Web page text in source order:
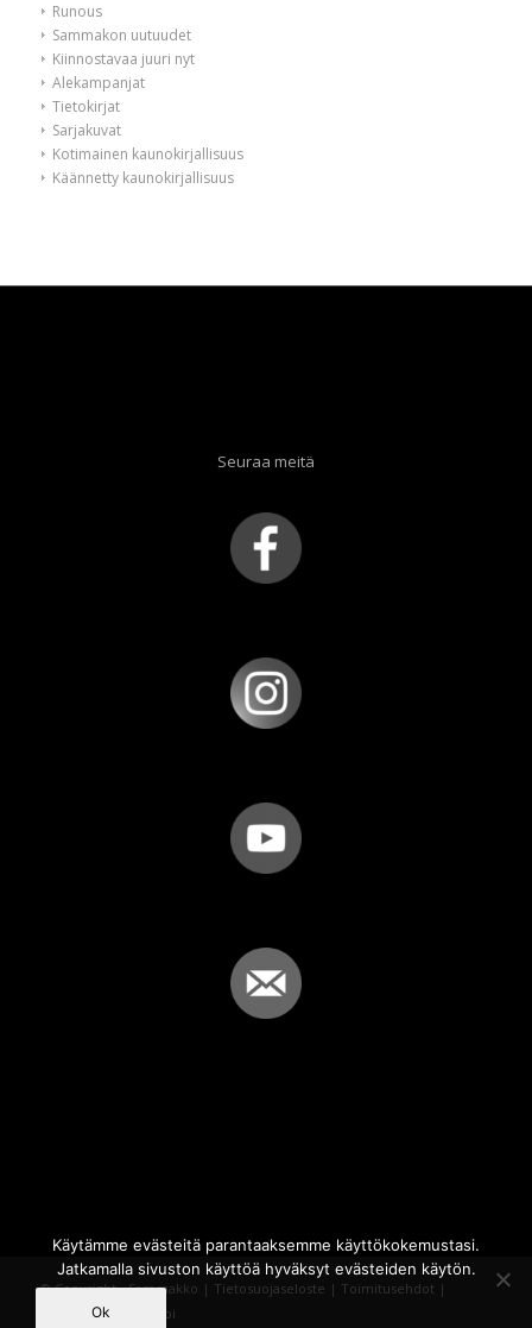
Runous
Sammakon uutuudet
Kiinnostavaa juuri nyt
Alekampanjat
Tietokirjat
Sarjakuvat
Kotimainen kaunokirjallisuus
Käännetty kaunokirjallisuus
Seuraa meitä
© Copyright - Sammakko | Tietosuojaseloste | Toimitusehdot |
Powered by
iQWebbi
Käytämme evästeitä parantaaksemme käyttökokemustasi.
Jatkamalla sivuston käyttöä hyväksyt evästeiden käytön.
Ok